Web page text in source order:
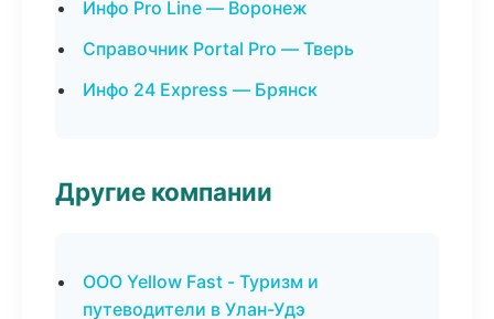
Инфо Pro Line — Воронеж
Справочник Portal Pro — Тверь
Инфо 24 Express — Брянск
Другие компании
ООО Yellow Fast - Туризм и
путеводители в Улан-Удэ